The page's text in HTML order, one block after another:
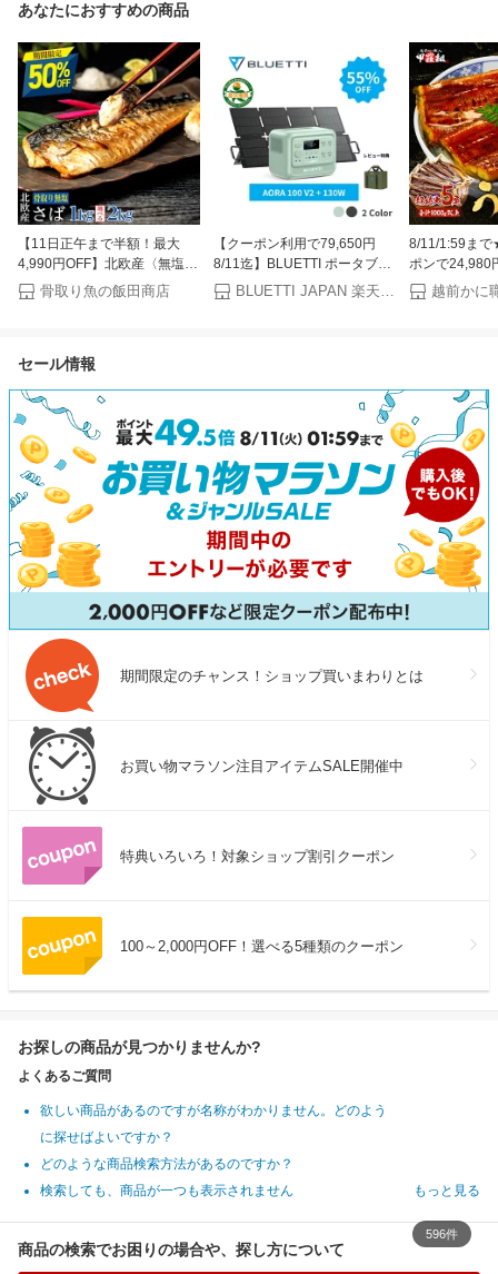
あなたにおすすめの商品
【11日正午まで半額！最大
4,990円OFF】北欧産〈無塩〉
訳あり 骨取り さば（選べる
1kg・2kg）｜骨なし 骨抜き
品 離乳食 お弁当 プロテイン
無料
骨取り魚の飯田商店
【クーポン利用で79,650円
8/11迄】BLUETTI ポータブル
電源 ソーラーパネル セット
AORA 100 V2+130W コンパ
防災 停電 台風 キャンプ 車中
BLUETTI JAPAN 楽天市場店
8/11/1:59ま
ポンで24,980
11,241円！お
な 国産 うな
セール情報
期間限定のチャンス！ショップ買いまわりとは
お買い物マラソン注目アイテムSALE開催中
特典いろいろ！対象ショップ割引クーポン
100～2,000円OFF！選べる5種類のクーポン
お探しの商品が見つかりませんか?
よくあるご質問
欲しい商品があるのですが名称がわかりません。どのよう
に探せばよいですか？
どのような商品検索方法があるのですか？
検索しても、商品が一つも表示されません
もっと見る
商品の検索でお困りの場合や、探し方について
596件